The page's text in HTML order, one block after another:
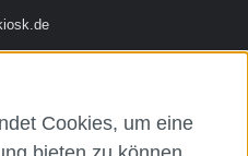
Cookies, um eine